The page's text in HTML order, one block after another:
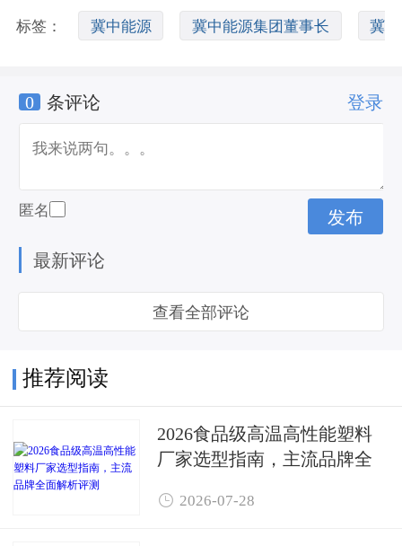
标签： 冀中能源 冀中能源集团董事长 冀
中能源集团
0 条评论 登录
匿名
最新评论
查看全部评论
推荐阅读
2026食品级高温高性能塑料
厂家选型指南，主流品牌全
 2026-07-28